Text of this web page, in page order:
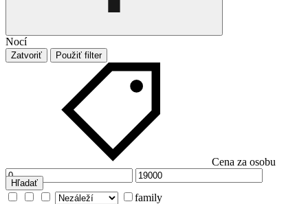
Nocí
Zatvoriť Použiť filter
Cena za osobu
Hľadať
family